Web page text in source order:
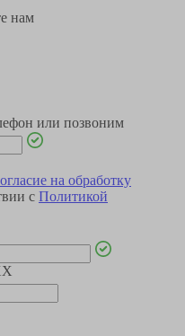
нам
или позвоним
на обработку
с Политикой